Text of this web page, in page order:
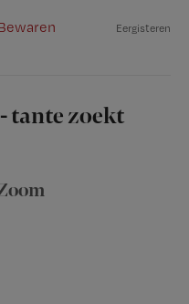
Eergisteren
tante zoekt